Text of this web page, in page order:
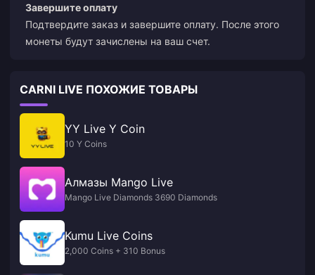
Завершите оплату
Подтвердите заказ и завершите оплату. После этого
монеты будут зачислены на ваш счет.
CARNI LIVE ПОХОЖИЕ ТОВАРЫ
YY Live Y Coin
10 Y Coins
Алмазы Mango Live
Mango Live Diamonds 3690 Diamonds
Kumu Live Coins
2,000 Coins + 310 Bonus